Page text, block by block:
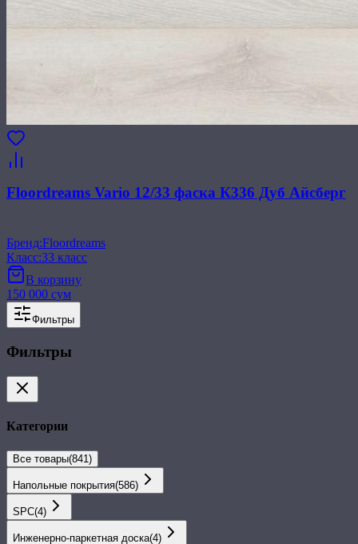
Floordreams Vario 12/33 фаска К336 Дуб Айсберг
Бренд:Floordreams
Класс:33 класс
В корзину
150 000 сум
Фильтры
Фильтры
Категории
Все товары(841)
Напольные покрытия(586)
SPС(4)
Инженерно-паркетная доска(4)